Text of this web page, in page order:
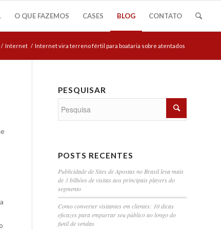
O QUE FAZEMOS CASES BLOG CONTATO
/ Internet / Internet vira terreno fértil para boataria sobre atentados
PESQUISAR
POSTS RECENTES
Publicidade de Sites de Apostas no Brasil leva mais
de 3 bilhões de visitas aos principais players do
segmento
Como converter visitantes em clientes: 10 dicas
eficazes para empurrar seu público ao longo do
funil de vendas